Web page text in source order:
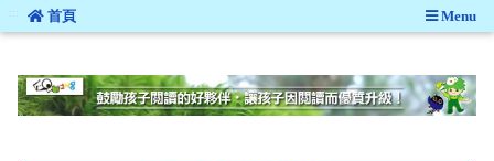
::: 首頁 Menu